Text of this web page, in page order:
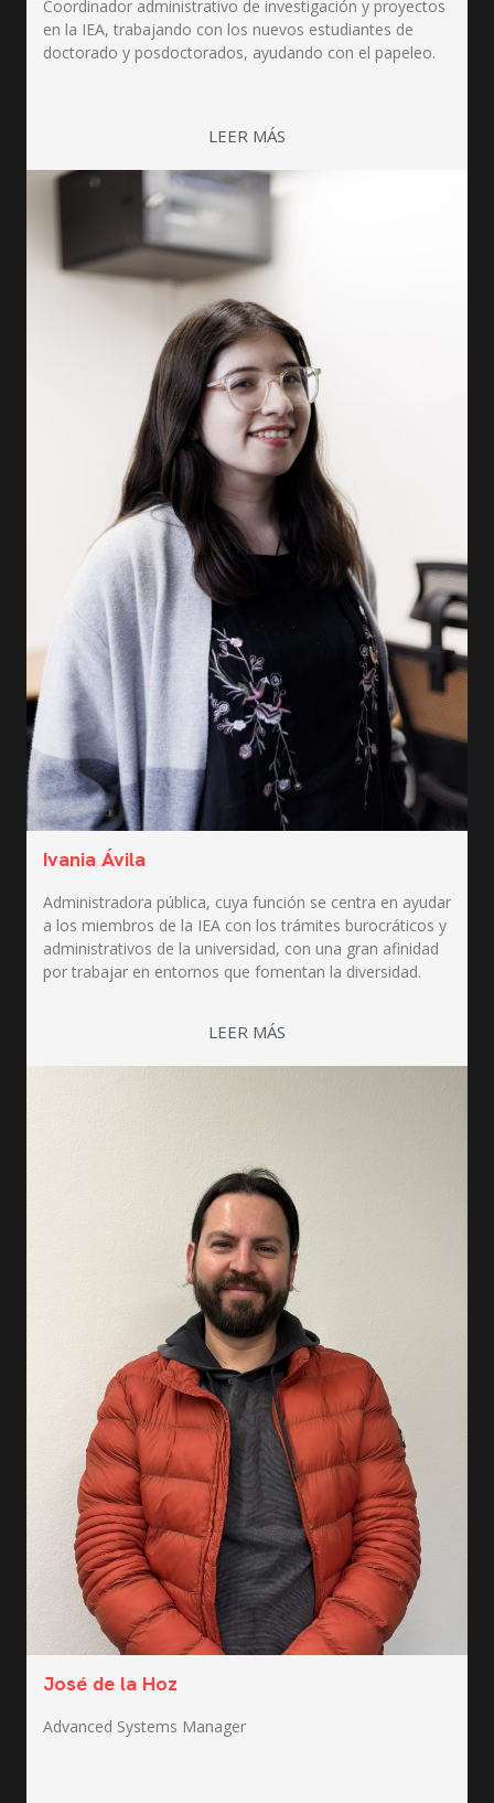
Coordinador administrativo de investigación y proyectos
en la IEA, trabajando con los nuevos estudiantes de
doctorado y posdoctorados, ayudando con el papeleo.
LEER MÁS
Ivania Ávila
Administradora pública, cuya función se centra en ayudar
a los miembros de la IEA con los trámites burocráticos y
administrativos de la universidad, con una gran afinidad
por trabajar en entornos que fomentan la diversidad.
LEER MÁS
José de la Hoz
Advanced Systems Manager